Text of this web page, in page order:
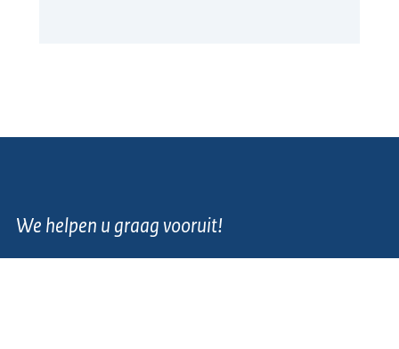
We helpen u graag vooruit!